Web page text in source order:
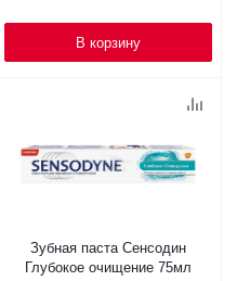
В корзину
Зубная паста Сенсодин
Глубокое очищение 75мл